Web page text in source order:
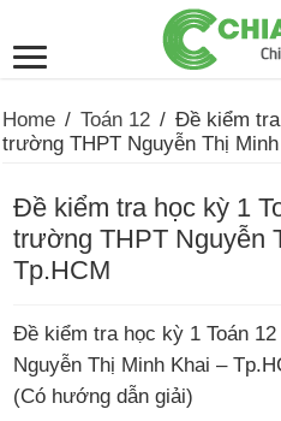
Home / Toán 12 / Đề kiểm
trường THPT Nguyễn Thị
Đề kiểm tra học kỳ 1
trường THPT Nguyễn
Tp.HCM
Đề kiểm tra học kỳ 1 Toán
Nguyễn Thị Minh Khai –
(Có hướng dẫn giải)